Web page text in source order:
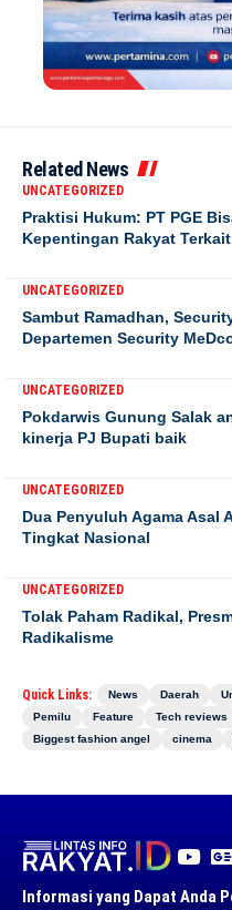
Related News
UNCATEGORIZED
Praktisi Hukum: PT PGE
Kepentingan Rakyat
UNCATEGORIZED
Sambut Ramadhan,
Departemen Security
UNCATEGORIZED
Pokdarwis Gunung Salak
kinerja PJ Bupati baik
UNCATEGORIZED
Dua Penyuluh Agama Asal
Tingkat Nasional
UNCATEGORIZED
Tolak Paham Radikal,
Radikalisme
Quick Links: News Daerah
Pemilu
Feature Tech reviews
Biggest fashion angel
cinema
Informasi yang Dapat Anda